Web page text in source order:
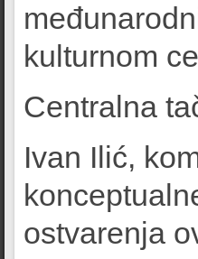
kulturnom
Centralna
Ivan Ilić,
ostvarenja